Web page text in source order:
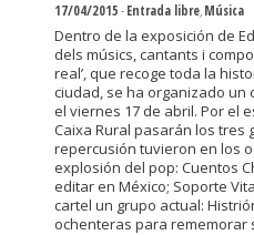
17/04/2015-Entrada libre,Música
Dentro de la exposición de
dels músics, cantants i
real’, que recoge toda la
ciudad, se ha organizado un
el viernes 17 de abril. Por el
Caixa Rural pasarán los tres
repercusión tuvieron en los
explosión del pop: Cuentos
editar en México; Soporte
cartel un grupo actual:
ochenteras para rememorar